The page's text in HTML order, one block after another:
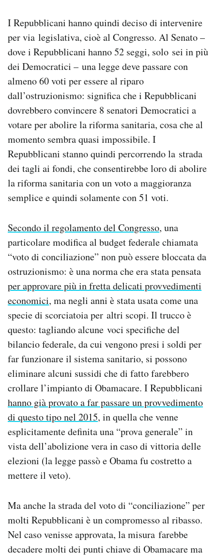
I Repubblicani hanno quindi deciso di intervenire
per via legislativa, cioè al Congresso. Al Senato –
dove i Repubblicani hanno 52 seggi, solo sei in più
dei Democratici – una legge deve passare con
almeno 60 voti per essere al riparo
dall’ostruzionismo: significa che i Repubblicani
dovrebbero convincere 8 senatori Democratici a
votare per abolire la riforma sanitaria, cosa che al
momento sembra quasi impossibile. I
Repubblicani stanno quindi percorrendo la strada
dei tagli ai fondi, che consentirebbe loro di abolire
la riforma sanitaria con un voto a maggioranza
semplice e quindi solamente con 51 voti.
Secondo il regolamento del Congresso, una
particolare modifica al budget federale chiamata
“voto di conciliazione” non può essere bloccata da
ostruzionismo: è una norma che era stata pensata
per approvare più in fretta delicati provvedimenti
economici, ma negli anni è stata usata come una
specie di scorciatoia per altri scopi. Il trucco è
questo: tagliando alcune voci specifiche del
bilancio federale, da cui vengono presi i soldi per
far funzionare il sistema sanitario, si possono
eliminare alcuni sussidi che di fatto farebbero
crollare l’impianto di Obamacare. I Repubblicani
hanno già provato a far passare un provvedimento
di questo tipo nel 2015, in quella che venne
esplicitamente definita una “prova generale” in
vista dell’abolizione vera in caso di vittoria delle
elezioni (la legge passò e Obama fu costretto a
mettere il veto).
Ma anche la strada del voto di “conciliazione” per
molti Repubblicani è un compromesso al ribasso.
Nel caso venisse approvata, la misura farebbe
decadere molti dei punti chiave di Obamacare ma